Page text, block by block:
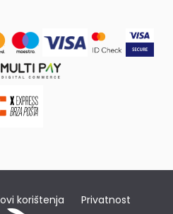
korištenja Privatnost